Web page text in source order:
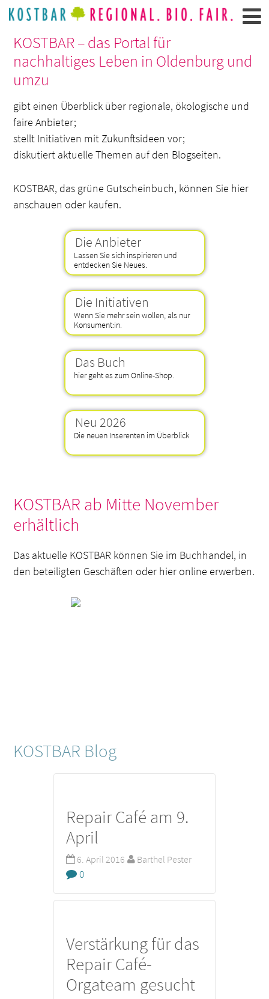
KOSTBAR – das Portal für
nachhaltiges Leben in Oldenburg und
umzu
gibt einen Überblick über regionale, ökologische und
faire Anbieter;
stellt Initiativen mit Zukunftsideen vor;
diskutiert aktuelle Themen auf den Blogseiten.
KOSTBAR, das grüne Gutscheinbuch, können Sie hier
anschauen oder kaufen.
Die Anbieter
Lassen Sie sich inspirieren und
entdecken Sie Neues.
Die Initiativen
Wenn Sie mehr sein wollen, als nur
Konsument:in.
Das Buch
hier geht es zum Online-Shop.
Neu 2026
Die neuen Inserenten im Überblick
KOSTBAR ab Mitte November
erhältlich
Das aktuelle KOSTBAR können Sie im Buchhandel, in
den beteiligten Geschäften oder hier online erwerben.
KOSTBAR Blog
Repair Café am 9.
April
6. April 2016 Barthel Pester
0
Verstärkung für das
Repair Café-
Orgateam gesucht